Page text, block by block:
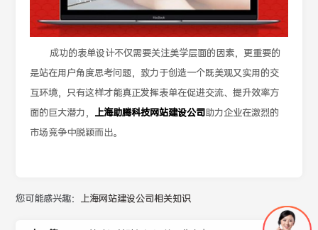
成功的表单设计不仅需要关注美学层面的因素，更重要的
是站在用户角度思考问题，致力于创造一个既美观又实用的交
互环境，只有这样才能真正发挥表单在促进交流、提升效率方
面的巨大潜力， 上海助腾科技网站建设公司助力企业在激烈的
市场竞争中脱颖而出。
您可能感兴趣： 上海网站建设公司相关知识